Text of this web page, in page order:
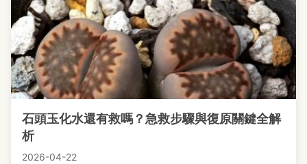
石頭玉化水還有救嗎？急救步驟與復原關鍵全解
析
2026-04-22